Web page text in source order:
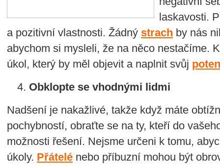
laskavosti.
a pozitivní vlastnosti. Žádný strach by nás
abychom si mysleli, že na něco nestačíme.
úkol, který by měl objevit a naplnit svůj
Obklopte se vhodnými lidmi
Nadšení je nakažlivé, takže když máte
pochybností, obraťte se na ty, kteří do
možnosti řešení. Nejsme určeni k tomu,
úkoly. Přátelé nebo příbuzní mohou být